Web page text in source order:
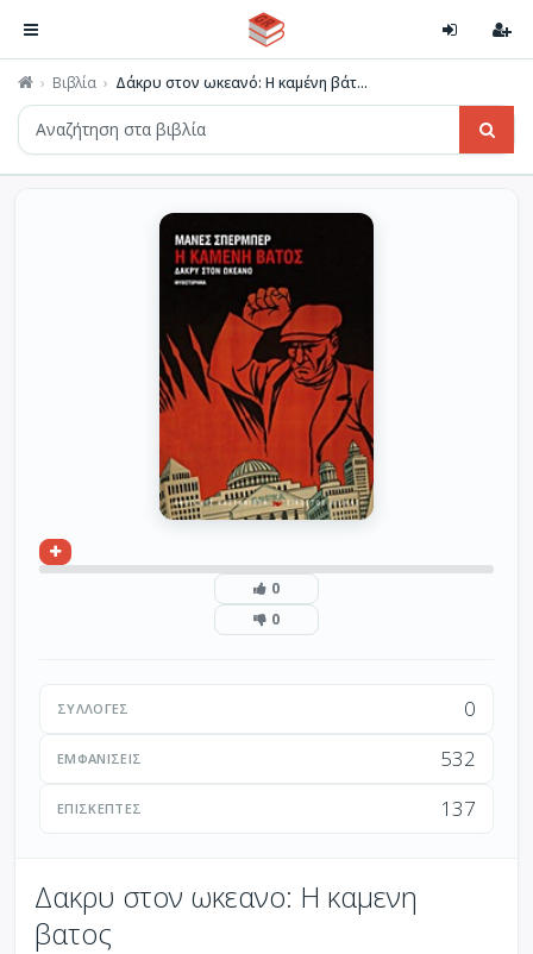
Βιβλία Δάκρυ στον ωκεανό: Η καμένη βάτ...
0
0
ΣΥΛΛΟΓΈΣ 0
ΕΜΦΑΝΊΣΕΙΣ 532
ΕΠΙΣΚΈΠΤΕΣ 137
Δακρυ στον ωκεανο: Η καμενη
βατος